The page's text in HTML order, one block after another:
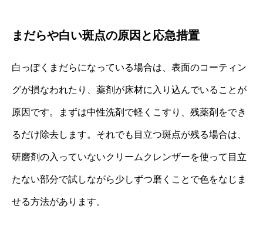
まだらや白い斑点の原因と応急措置
白っぽくまだらになっている場合は、表面のコーティン
グが損なわれたり、薬剤が床材に入り込んでいることが
原因です。まずは中性洗剤で軽くこすり、残薬剤をでき
るだけ除去します。それでも目立つ斑点が残る場合は、
研磨剤の入っていないクリームクレンザーを使って目立
たない部分で試しながら少しずつ磨くことで色をなじま
せる方法があります。